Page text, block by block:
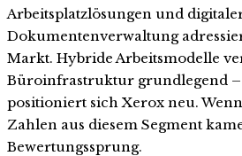
Arbeitsplatzlösungen und
Dokumentenverwaltung
Markt. Hybride Arbeitsmodelle
Büroinfrastruktur grundlegend
positioniert sich Xerox neu.
Zahlen aus diesem Segment
Bewertungssprung.